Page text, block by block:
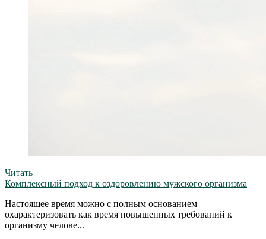
Читать
Комплексный подход к оздоровлению мужского организма
Настоящее время можно с полным основанием
охарактеризовать как время повышенных требований к
организму челове...